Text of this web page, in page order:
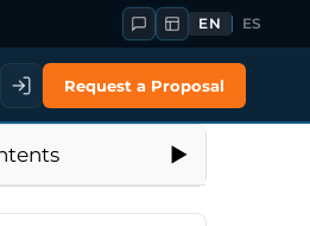
EN ES
Request a Proposal